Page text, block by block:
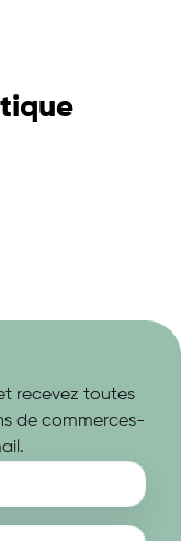
recevez toutes
de commerces-